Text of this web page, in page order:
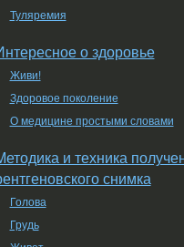
Туляремия
о здоровье
Живи!
Здоровое поколение
О медицине простыми словами
и техника
снимка
Голова
Грудь